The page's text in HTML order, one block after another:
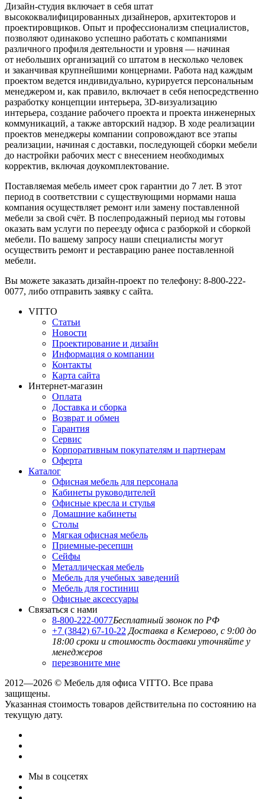
Дизайн-студия включает в себя штат
высококвалифицированных дизайнеров, архитекторов и
проектировщиков. Опыт и профессионализм специалистов,
позволяют одинаково успешно работать с компаниями
различного профиля деятельности и уровня — начиная
от небольших организаций со штатом в несколько человек
и заканчивая крупнейшими концернами. Работа над каждым
проектом ведется индивидуально, курируется персональным
менеджером и, как правило, включает в себя непосредственно
разработку концепции интерьера, 3D-визуализацию
интерьера, создание рабочего проекта и проекта инженерных
коммуникаций, а также авторский надзор. В ходе реализации
проектов менеджеры компании сопровождают все этапы
реализации, начиная с доставки, последующей сборки мебели
до настройки рабочих мест с внесением необходимых
корректив, включая доукомплектование.
Поставляемая мебель имеет срок гарантии до 7 лет. В этот
период в соответствии с существующими нормами наша
компания осуществляет ремонт или замену поставленной
мебели за свой счёт. В послепродажный период мы готовы
оказать вам услуги по переезду офиса с разборкой и сборкой
мебели. По вашему запросу наши специалисты могут
осуществить ремонт и реставрацию ранее поставленной
мебели.
Вы можете заказать дизайн-проект по телефону: 8-800-222-
0077, либо отправить заявку с сайта.
VITTO
Статьи
Новости
Проектирование и дизайн
Информация о компании
Контакты
Карта сайта
Интернет-магазин
Оплата
Доставка и сборка
Возврат и обмен
Гарантия
Сервис
Корпоративным покупателям и партнерам
Оферта
Каталог
Офисная мебель для персонала
Кабинеты руководителей
Офисные кресла и стулья
Домашние кабинеты
Столы
Мягкая офисная мебель
Приемные-ресепшн
Сейфы
Металлическая мебель
Мебель для учебных заведений
Мебель для гостиниц
Офисные аксессуары
Связаться с нами
8-800-222-0077Бесплатный звонок по РФ
+7 (3842) 67-10-22 Доставка в Кемерово, с 9:00 до
18:00 сроки и стоимость доставки уточняйте у
менеджеров
перезвоните мне
2012—2026 © Мебель для офиса VITTO. Все права
защищены.
Указанная стоимость товаров действительна по состоянию на
текущую дату.
Мы в соцсетях